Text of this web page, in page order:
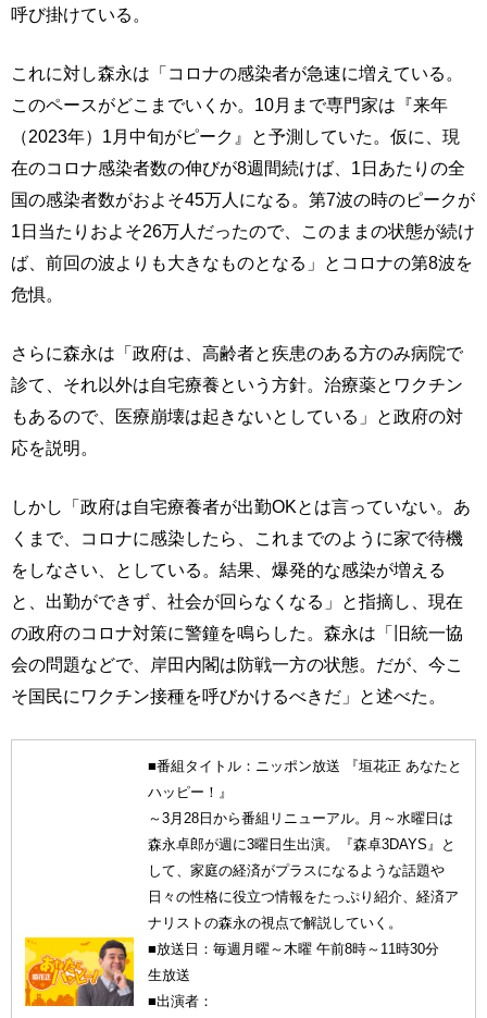
呼び掛けている。
これに対し森永は「コロナの感染者が急速に増えている。
このペースがどこまでいくか。10月まで専門家は『来年
（2023年）1月中旬がピーク』と予測していた。仮に、現
在のコロナ感染者数の伸びが8週間続けば、1日あたりの全
国の感染者数がおよそ45万人になる。第7波の時のピークが
1日当たりおよそ26万人だったので、このままの状態が続け
ば、前回の波よりも大きなものとなる」とコロナの第8波を
危惧。
さらに森永は「政府は、高齢者と疾患のある方のみ病院で
診て、それ以外は自宅療養という方針。治療薬とワクチン
もあるので、医療崩壊は起きないとしている」と政府の対
応を説明。
しかし「政府は自宅療養者が出勤OKとは言っていない。あ
くまで、コロナに感染したら、これまでのように家で待機
をしなさい、としている。結果、爆発的な感染が増える
と、出勤ができず、社会が回らなくなる」と指摘し、現在
の政府のコロナ対策に警鐘を鳴らした。森永は「旧統一協
会の問題などで、岸田内閣は防戦一方の状態。だが、今こ
そ国民にワクチン接種を呼びかけるべきだ」と述べた。
■番組タイトル：ニッポン放送 『垣花正 あなたと
ハッピー！』
～3月28日から番組リニューアル。月～水曜日は
森永卓郎が週に3曜日生出演。『森卓3DAYS』と
して、家庭の経済がプラスになるような話題や
日々の性格に役立つ情報をたっぷり紹介、経済ア
ナリストの森永の視点で解説していく。
■放送日：毎週月曜～木曜 午前8時～11時30分
生放送
■出演者：